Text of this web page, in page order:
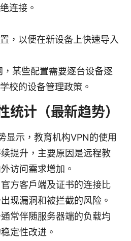
连接。
，以便在新设备上快速导入
某些配置需要逐台设备逐
校的设备管理政策。
统计（最新趋势）
显示，教育机构VPN的使用
提升，主要原因是远程教
访问需求增加。
方客户端及证书的连接比
现漏洞和被拦截的风险。
常伴随服务器端的负载均
定性改进。